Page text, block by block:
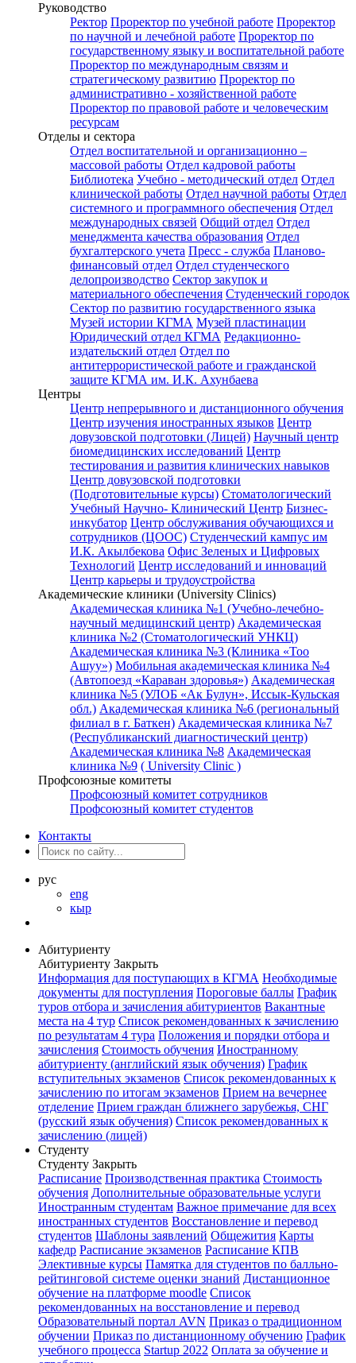
Руководство
Ректор Проректор по учебной работе Проректор
по научной и лечебной работе Проректор по
государственному языку и воспитательной работе
Проректор по международным связям и
стратегическому развитию Проректор по
административно - хозяйственной работе
Проректор по правовой работе и человеческим
ресурсам
Отделы и сектора
Отдел воспитательной и организационно –
массовой работы Отдел кадровой работы
Библиотека Учебно - методический отдел Отдел
клинической работы Отдел научной работы Отдел
системного и программного обеспечения Отдел
международных связей Общий отдел Отдел
менеджмента качества образования Отдел
бухгалтерского учета Пресс - служба Планово-
финансовый отдел Отдел студенческого
делопроизводство Сектор закупок и
материального обеспечения Студенческий городок
Сектор по развитию государственного языка
Музей истории КГМА Музей пластинации
Юридический отдел КГМА Редакционно-
издательский отдел Отдел по
антитеррористической работе и гражданской
защите КГМА им. И.К. Ахунбаева
Центры
Центр непрерывного и дистанционного обучения
Центр изучения иностранных языков Центр
довузовской подготовки (Лицей) Научный центр
биомедицинских исследований Центр
тестирования и развития клинических навыков
Центр довузовской подготовки
(Подготовительные курсы) Стоматологический
Учебный Научно- Клинический Центр Бизнес-
инкубатор Центр обслуживания обучающихся и
сотрудников (ЦООС) Студенческий кампус им
И.К. Акылбекова Офис Зеленых и Цифровых
Технологий Центр исследований и инноваций
Центр карьеры и трудоустройства
Академические клиники (University Clinics)
Академическая клиника №1 (Учебно-лечебно-
научный медицинский центр) Академическая
клиника №2 (Стоматологический УНКЦ)
Академическая клиника №3 (Клиника «Тоо
Ашуу») Мобильная академическая клиника №4
(Автопоезд «Караван здоровья») Академическая
клиника №5 (УЛОБ «Ак Булун», Иссык-Кульская
обл.) Академическая клиника №6 (региональный
филиал в г. Баткен) Академическая клиника №7
(Республиканский диагностический центр)
Академическая клиника №8 Академическая
клиника №9 ( University Clinic )
Профсоюзные комитеты
Профсоюзный комитет сотрудников
Профсоюзный комитет студентов
Контакты
рус
eng
кыр
Абитуриенту
Абитуриенту Закрыть
Информация для поступающих в КГМА Необходимые
документы для поступления Пороговые баллы График
туров отбора и зачисления абитуриентов Вакантные
места на 4 тур Список рекомендованных к зачислению
по результатам 4 тура Положения и порядки отбора и
зачисления Стоимость обучения Иностранному
абитуриенту (английский язык обучения) График
вступительных экзаменов Список рекомендованных к
зачислению по итогам экзаменов Прием на вечернее
отделение Прием граждан ближнего зарубежья, СНГ
(русский язык обучения) Список рекомендованных к
зачислению (лицей)
Студенту
Студенту Закрыть
Расписание Производственная практика Стоимость
обучения Дополнительные образовательные услуги
Иностранным студентам Важное примечание для всех
иностранных студентов Восстановление и перевод
студентов Шаблоны заявлений Общежития Карты
кафедр Расписание экзаменов Расписание КПВ
Элективные курсы Памятка для студентов по балльно-
рейтинговой системе оценки знаний Дистанционное
обучение на платформе moodle Список
рекомендованных на восстановление и перевод
Образовательный портал AVN Приказ о традиционном
обучении Приказ по дистанционному обучению График
учебного процесса Startup 2022 Оплата за обучение и